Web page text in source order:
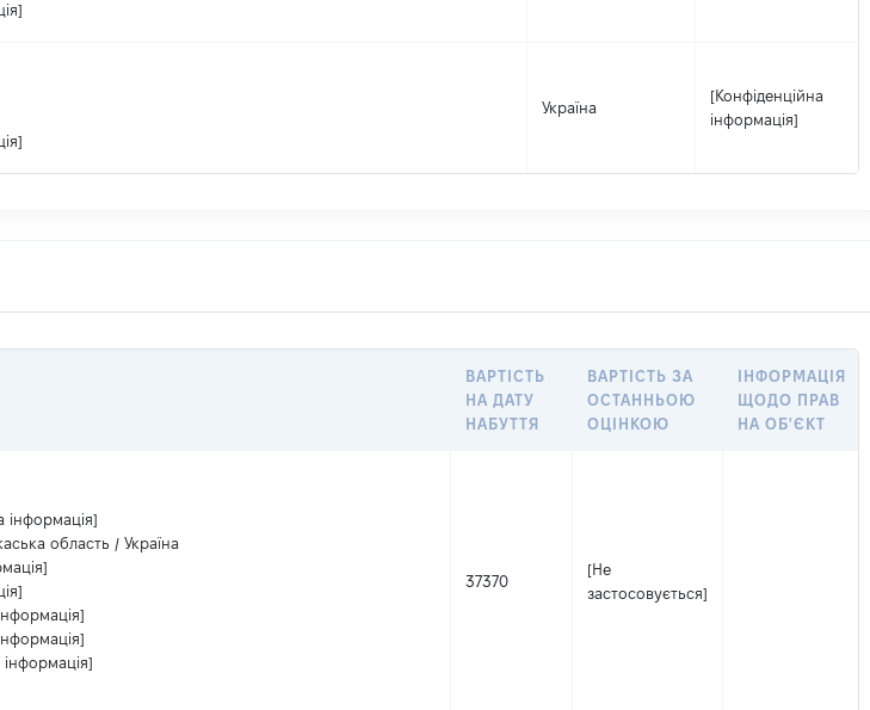
Україна
[Конфіденційна
інформація]
ВАРТІСТЬ
НА ДАТУ
НАБУТТЯ
ВАРТІСТЬ ЗА
ОСТАННЬОЮ
ОЦІНКОЮ
ІНФОРМАЦІЯ
ЩОДО ПРАВ
НА ОБ'ЄКТ
інформація]
область / Україна
інформація]
37370
[Не
застосовується]